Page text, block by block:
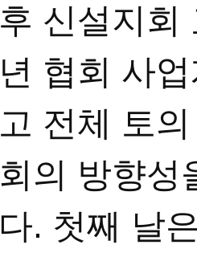
후 신설지회
년 협회 사
고 전체 토
회의 방향성
다. 첫째 날